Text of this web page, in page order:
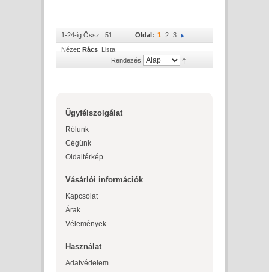
1-24-ig Össz.: 51 Oldal: 1 2
3
Nézet: Rács Lista
Rendezés
Ügyfélszolgálat
Rólunk
Cégünk
Oldaltérkép
Vásárlói információk
Kapcsolat
Árak
Vélemények
Használat
Adatvédelem